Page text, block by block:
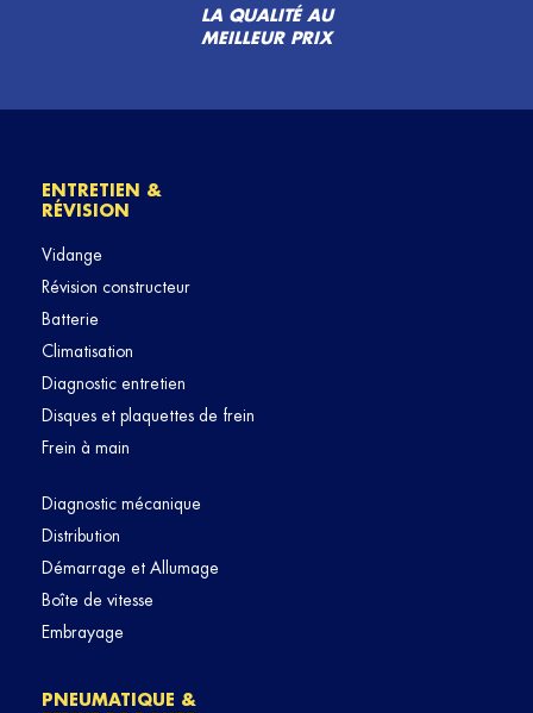
LA QUALITÉ AU
MEILLEUR PRIX
ENTRETIEN &
RÉVISION
Vidange
Révision constructeur
Batterie
Climatisation
Diagnostic entretien
Disques et plaquettes de frein
Frein à main
Diagnostic mécanique
Distribution
Démarrage et Allumage
Boîte de vitesse
Embrayage
PNEUMATIQUE &